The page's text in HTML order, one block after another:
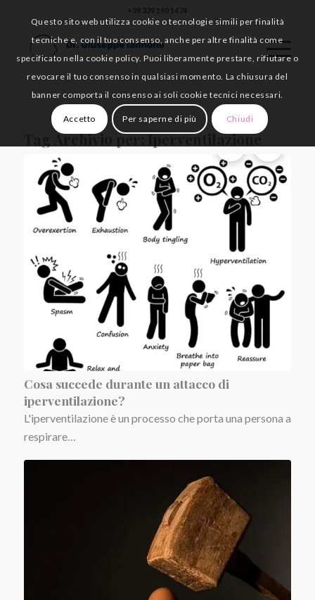
+39 339 190 1474
Tag Archivio per:Iperventilazione
Cosa succede durante un attacco di
iperventilazione?
L'iperventilazione è un processo che porta una persona a
respirare…
Questo sito web utilizza cookie o tecnologie simili per finalità
tecniche e, con il tuo consenso, anche per altre finalità come
specificato nella cookie policy. Puoi liberamente prestare, rifiutare o
revocare il tuo consenso in qualsiasi momento. La chiusura del
banner comporta il consenso ai soli cookie tecnici necessari.
Accetto Per saperne di più Chiudi